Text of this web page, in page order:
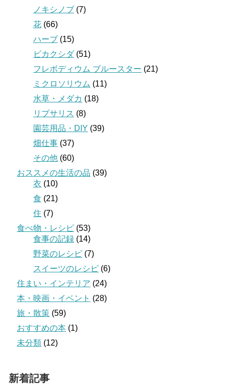
ノキシノブ (7)
花 (66)
ハーブ (15)
ビカクシダ(51)
フレボディウム ブルースター (21)
ミクロソリウム (11)
水草・メダカ (18)
リプサリス (8)
園芸用品・DIY (39)
畑仕事 (37)
その他 (60)
おススメの生活の品 (39)
衣 (10)
食 (21)
住 (7)
食べ物・レシピ (53)
食事の記録 (14)
野菜のレシピ (7)
スイーツのレシピ (6)
住まい・インテリア (24)
本・映画・イベント (28)
旅・散策 (59)
おすすめの本 (1)
未分類 (12)
新着記事